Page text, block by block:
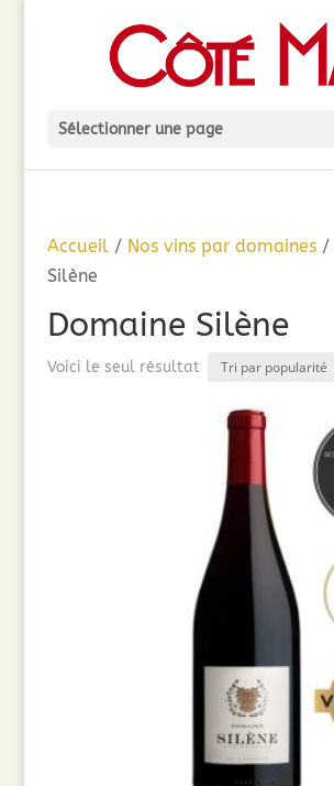
Sélectionner une page
Accueil/ Nos vins par domaines/
Silène
Domaine Silène
Voici le seul résultat